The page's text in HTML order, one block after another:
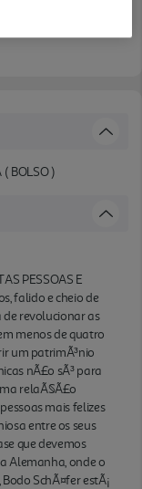
( BOLSO )
PESSOAS E
falido e cheio de
de revolucionar as
menos de quatro
um patrimÃ³nio
nÃ£o sÃ³ para
relaÃ§Ã£o
mais felizes
entre os seus
que devemos
Alemanha, onde o
SchÃ¤fer estÃ¡